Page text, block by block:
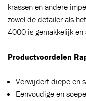
krassen en andere
zowel de detailer als
4000 is gemakkelijk en
Productvoordelen
Verwijdert diepe en
Eenvoudige en